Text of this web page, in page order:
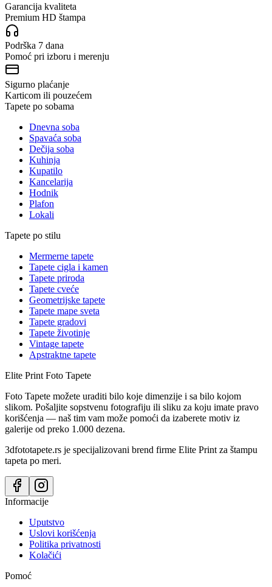
Garancija kvaliteta
Premium HD štampa
Podrška 7 dana
Pomoć pri izboru i merenju
Sigurno plaćanje
Karticom ili pouzećem
Tapete po sobama
Dnevna soba
Spavaća soba
Dečija soba
Kuhinja
Kupatilo
Kancelarija
Hodnik
Plafon
Lokali
Tapete po stilu
Mermerne tapete
Tapete cigla i kamen
Tapete priroda
Tapete cveće
Geometrijske tapete
Tapete mape sveta
Tapete gradovi
Tapete životinje
Vintage tapete
Apstraktne tapete
Elite Print Foto Tapete
Foto Tapete možete uraditi bilo koje dimenzije i sa bilo kojom
slikom. Pošaljite sopstvenu fotografiju ili sliku za koju imate pravo
korišćenja — naš tim vam može pomoći da izaberete motiv iz
galerije od preko 1.000 dezena.
3dfototapete.rs je specijalizovani brend firme Elite Print za štampu
tapeta po meri.
Informacije
Uputstvo
Uslovi korišćenja
Politika privatnosti
Kolačići
Pomoć